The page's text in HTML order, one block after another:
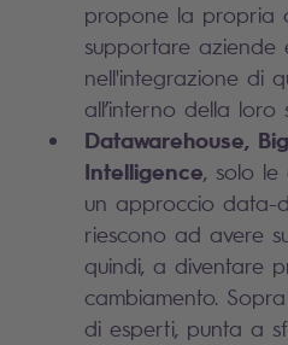
propone la propria
supportare aziende
nell'integrazione di
all’interno della loro
Datawarehouse,
Intelligence, solo
un approccio data-
riescono ad avere
quindi, a diventare
cambiamento.
di esperti, punta a